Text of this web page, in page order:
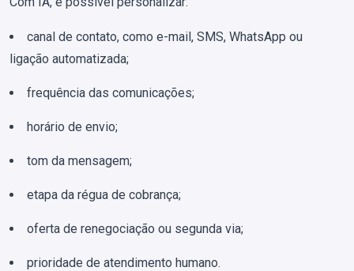
canal de contato, como e-mail, SMS, WhatsApp ou
ligação automatizada;
frequência das comunicações;
horário de envio;
tom da mensagem;
etapa da régua de cobrança;
oferta de renegociação ou segunda via;
prioridade de atendimento humano.